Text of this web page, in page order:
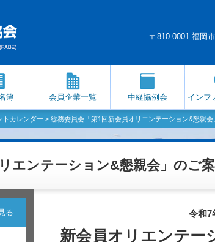
〒810-0001 福岡
簿 会員企業一覧 中経協例会 インフ
トカレンダー > 総務委員会「第1回新会員オリエンテーション&懇親会
エンテーション&懇親会」のご案
令和7
新会員オリエンテー
る